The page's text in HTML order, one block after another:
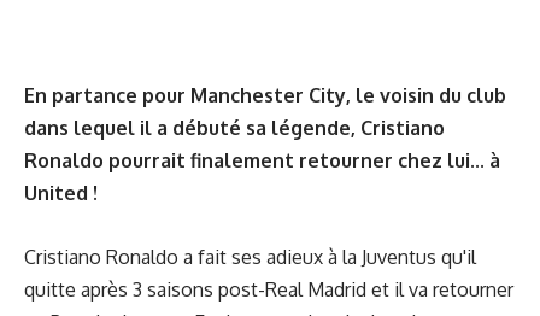
En partance pour Manchester City, le voisin du club
dans lequel il a débuté sa légende, Cristiano
Ronaldo pourrait finalement retourner chez lui... à
United !
Cristiano Ronaldo a fait ses adieux à la Juventus qu'il
quitte après 3 saisons post-Real Madrid et il va retourner